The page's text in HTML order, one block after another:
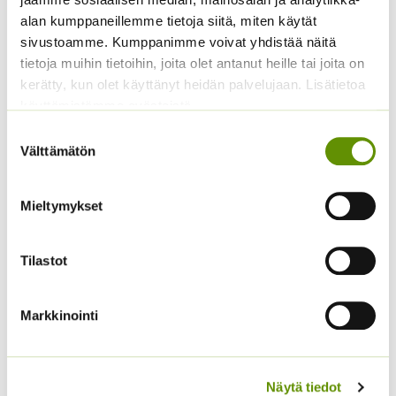
alan kumppaneillemme tietoja siitä, miten käytät
sivustoamme. Kumppanimme voivat yhdistää näitä
tietoja muihin tietoihin, joita olet antanut heille tai joita on
kerätty, kun olet käyttänyt heidän palvelujaan. Lisätietoa
valinta
Välttämätön
Mieltymykset
Tilastot
Markkinointi
Näytä tiedot
2,00€ – 6,00€Hintaluokka:
2,00 €
-
6,00 €
Sisältää
arvonlisäveron
2,99€ Sisältää arvonlisäveron
Kanelibasilika 5 g